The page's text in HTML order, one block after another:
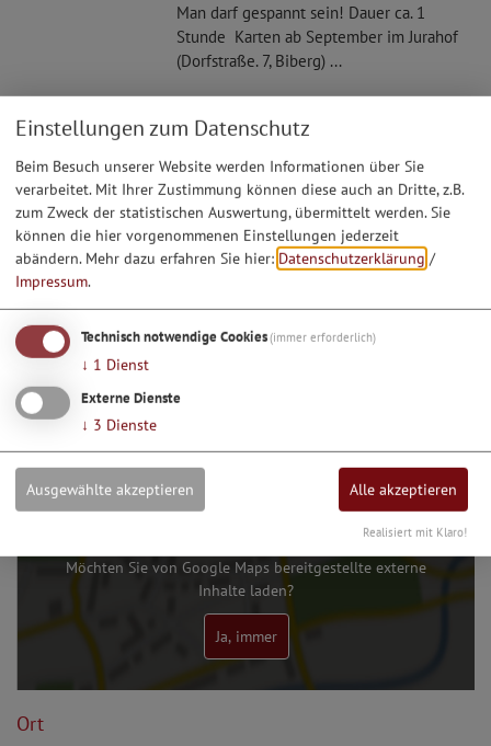
Man darf gespannt sein! Dauer ca. 1
Stunde Karten ab September im Jurahof
(Dorfstraße. 7, Biberg) ...
05.12.26
Weihnachtsfeier des SC Steinberg
1
Dieser Betrieb auch hier:
Essen & Trinken
Möchten Sie von Google Maps bereitgestellte externe
Inhalte laden?
Ja, immer
Ort
Einstellungen zum Datenschutz
Beim Besuch unserer Website werden Informationen über Sie
verarbeitet. Mit Ihrer Zustimmung können diese auch an Dritte, z.B.
zum Zweck der statistischen Auswertung, übermittelt werden. Sie
können die hier vorgenommenen Einstellungen jederzeit
abändern. Mehr dazu erfahren Sie hier: Datenschutzerklärung /
Impressum.
Technisch notwendige Cookies(immer erforderlich)
↓ 1 Dienst
Externe Dienste
↓ 3 Dienste
Ausgewählte akzeptieren Alle akzeptieren
Realisiert mit Klaro!